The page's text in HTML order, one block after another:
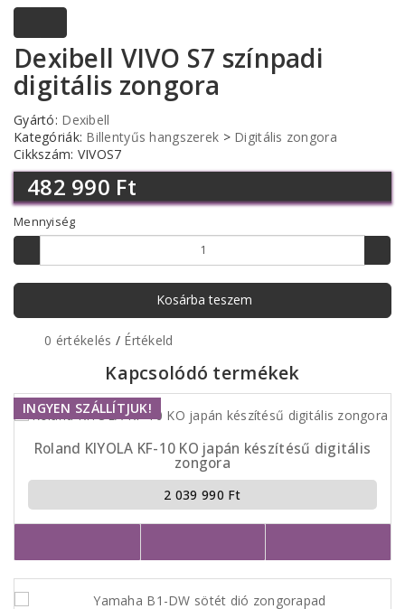
Dexibell VIVO S7 színpadi
digitális zongora
Gyártó: Dexibell
Kategóriák: Billentyűs hangszerek > Digitális zongora
Cikkszám: VIVOS7
482 990 Ft
Mennyiség
Kosárba teszem
0 értékelés / Értékeld
Kapcsolódó termékek
INGYEN SZÁLLÍTJUK!
Roland KIYOLA KF-10 KO japán készítésű digitális
zongora
2 039 990 Ft